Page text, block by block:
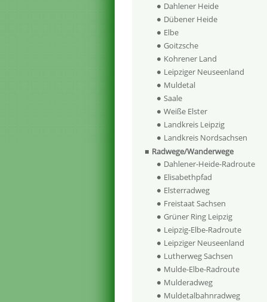
Dahlener Heide
Dübener Heide
Elbe
Goitzsche
Kohrener Land
Leipziger Neuseenland
Muldetal
Saale
Weiße Elster
Landkreis Leipzig
Landkreis Nordsachsen
Radwege/Wanderwege
Dahlener-Heide-Radroute
Elisabethpfad
Elsterradweg
Freistaat Sachsen
Grüner Ring Leipzig
Leipzig-Elbe-Radroute
Leipziger Neuseenland
Lutherweg Sachsen
Mulde-Elbe-Radroute
Mulderadweg
Muldetalbahnradweg